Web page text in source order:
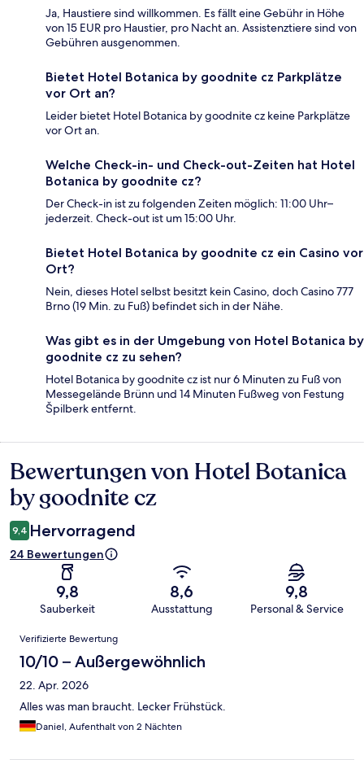
Ja, Haustiere sind willkommen. Es fällt eine Gebühr in Höhe
von 15 EUR pro Haustier, pro Nacht an. Assistenztiere sind von
Gebühren ausgenommen.
Bietet Hotel Botanica by goodnite cz Parkplätze
vor Ort an?
Leider bietet Hotel Botanica by goodnite cz keine Parkplätze
vor Ort an.
Welche Check-in- und Check-out-Zeiten hat Hotel
Botanica by goodnite cz?
Der Check-in ist zu folgenden Zeiten möglich: 11:00 Uhr–
jederzeit. Check-out ist um 15:00 Uhr.
Bietet Hotel Botanica by goodnite cz ein Casino vor
Ort?
Nein, dieses Hotel selbst besitzt kein Casino, doch Casino 777
Brno (19 Min. zu Fuß) befindet sich in der Nähe.
Was gibt es in der Umgebung von Hotel Botanica by
goodnite cz zu sehen?
Hotel Botanica by goodnite cz ist nur 6 Minuten zu Fuß von
Messegelände Brünn und 14 Minuten Fußweg von Festung
Špilberk entfernt.
Bewertungen
Bewertungen von Hotel Botanica
by goodnite cz
9,4 Hervorragend
24 Bewertungen
9,8
Sauberkeit
8,6
Ausstattung
9,8
Personal & Service
Bewertungen
Verifizierte Bewertung
10/10 – Außergewöhnlich
22. Apr. 2026
Alles was man braucht. Lecker Frühstück.
Daniel, Aufenthalt von 2 Nächten